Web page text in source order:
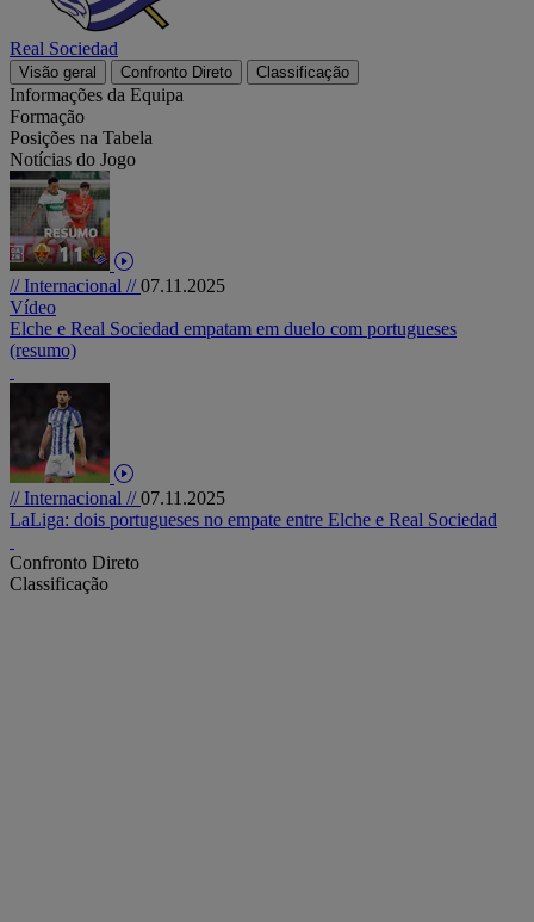
Real Sociedad
Visão geral Confronto Direto Classificação
Informações da Equipa
Formação
Posições na Tabela
Notícias do Jogo
// Internacional //07.11.2025
Vídeo
Elche e Real Sociedad empatam em duelo com portugueses
(resumo)
// Internacional //07.11.2025
LaLiga: dois portugueses no empate entre Elche e Real Sociedad
Confronto Direto
Classificação